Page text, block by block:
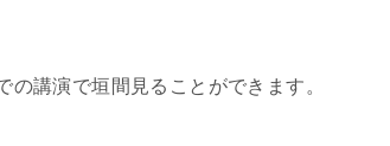
の講演で垣間見ることができます。